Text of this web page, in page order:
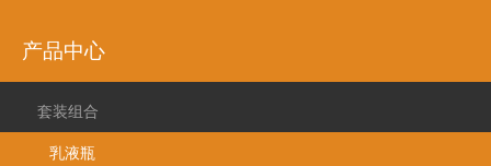
产品中心
套装组合
乳液瓶